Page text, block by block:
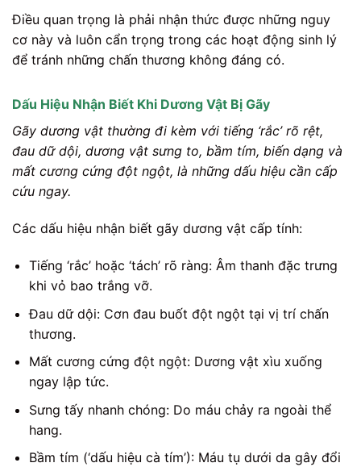
Điều quan trọng là phải nhận thức được những nguy
cơ này và luôn cẩn trọng trong các hoạt động sinh lý
để tránh những chấn thương không đáng có.
Dấu Hiệu Nhận Biết Khi Dương Vật Bị Gãy
Gãy dương vật thường đi kèm với tiếng ‘rắc’ rõ rệt,
đau dữ dội, dương vật sưng to, bầm tím, biến dạng và
mất cương cứng đột ngột, là những dấu hiệu cần cấp
cứu ngay.
Các dấu hiệu nhận biết gãy dương vật cấp tính:
Tiếng ‘rắc’ hoặc ‘tách’ rõ ràng: Âm thanh đặc trưng
khi vỏ bao trắng vỡ.
Đau dữ dội: Cơn đau buốt đột ngột tại vị trí chấn
thương.
Mất cương cứng đột ngột: Dương vật xìu xuống
ngay lập tức.
Sưng tấy nhanh chóng: Do máu chảy ra ngoài thể
hang.
Bầm tím (‘dấu hiệu cà tím’): Máu tụ dưới da gây đổi